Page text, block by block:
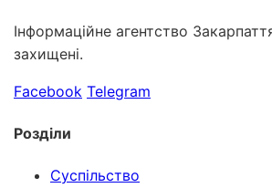
Інформаційне агентство
захищені.
Facebook Telegram
Розділи
Суспільство